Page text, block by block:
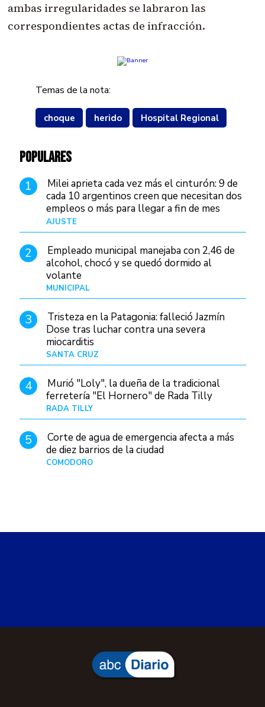
ambas irregularidades se labraron las
correspondientes actas de infracción.
Temas de la nota:
choque herido Hospital Regional
POPULARES
1
Milei aprieta cada vez más el cinturón: 9 de
cada 10 argentinos creen que necesitan dos
empleos o más para llegar a fin de mes
AJUSTE
2
Empleado municipal manejaba con 2,46 de
alcohol, chocó y se quedó dormido al
volante
MUNICIPAL
3
Tristeza en la Patagonia: falleció Jazmín
Dose tras luchar contra una severa
miocarditis
SANTA CRUZ
4
Murió "Loly", la dueña de la tradicional
ferretería "El Hornero" de Rada Tilly
RADA TILLY
5
Corte de agua de emergencia afecta a más
de diez barrios de la ciudad
COMODORO